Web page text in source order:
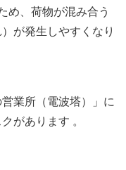
め、荷物が混み合う
が発生しやすくなり
業所（電波塔）」に
があります 。